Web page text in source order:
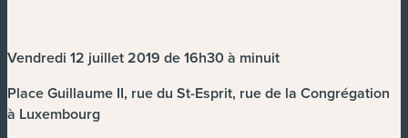
Vendredi 12 juillet 2019 de 16h30 à minuit
Place Guillaume II, rue du St-Esprit, rue de la Congrégation
à Luxembourg